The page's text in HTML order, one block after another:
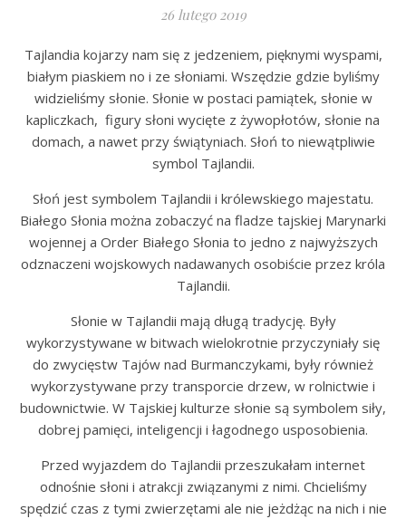
26 lutego 2019
Tajlandia kojarzy nam się z jedzeniem, pięknymi wyspami,
białym piaskiem no i ze słoniami. Wszędzie gdzie byliśmy
widzieliśmy słonie. Słonie w postaci pamiątek, słonie w
kapliczkach, figury słoni wycięte z żywopłotów, słonie na
domach, a nawet przy świątyniach. Słoń to niewątpliwie
symbol Tajlandii.
Słoń jest symbolem Tajlandii i królewskiego majestatu.
Białego Słonia można zobaczyć na fladze tajskiej Marynarki
wojennej a Order Białego Słonia to jedno z najwyższych
odznaczeni wojskowych nadawanych osobiście przez króla
Tajlandii.
Słonie w Tajlandii mają długą tradycję. Były
wykorzystywane w bitwach wielokrotnie przyczyniały się
do zwycięstw Tajów nad Burmanczykami, były również
wykorzystywane przy transporcie drzew, w rolnictwie i
budownictwie. W Tajskiej kulturze słonie są symbolem siły,
dobrej pamięci, inteligencji i łagodnego usposobienia.
Przed wyjazdem do Tajlandii przeszukałam internet
odnośnie słoni i atrakcji związanymi z nimi. Chcieliśmy
spędzić czas z tymi zwierzętami ale nie jeżdżąc na nich i nie